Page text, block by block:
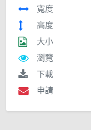
寬度
高度
大小
瀏覽
下載
申請